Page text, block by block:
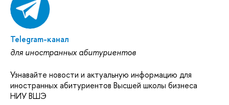
Telegram-канал
для иностранных абитуриентов
Узнавайте новости и актуальную информацию для
иностранных абитуриентов Высшей школы бизнеса
НИУ ВШЭ